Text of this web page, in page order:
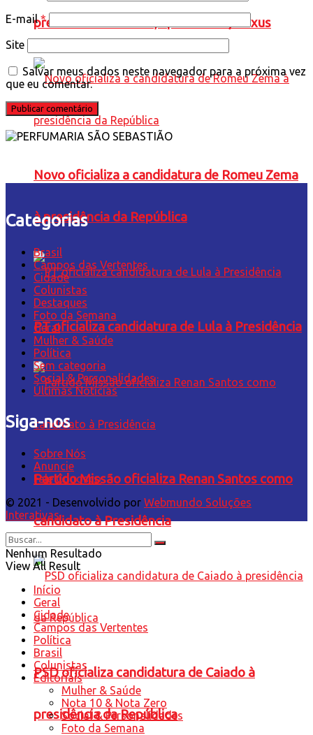
presidencial de 2026, aponta BTG/Nexus
Novo oficializa a candidatura de Romeu Zema
à presidência da República
PT oficializa candidatura de Lula à Presidência
Partido Missão oficializa Renan Santos como
candidato à Presidência
PSD oficializa candidatura de Caiado à
presidência da República
E-mail*
Site
Salvar meus dados neste navegador para a próxima vez
que eu comentar.
Categorias
Brasil
Campos das Vertentes
Cidade
Colunistas
Destaques
Foto da Semana
Geral
Mulher & Saúde
Política
Sem categoria
Social & Personalidades
Últimas Notícias
Siga-nos
Sobre Nós
Anuncie
Fale Conosco
© 2021 - Desenvolvido por Webmundo Soluções
Interativas
Nenhum Resultado
View All Result
Início
Geral
Cidade
Campos das Vertentes
Política
Brasil
Colunistas
Editoriais
Mulher & Saúde
Nota 10 & Nota Zero
Social & Personalidades
Foto da Semana